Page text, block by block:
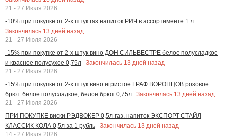
21 - 27 Июля 2026
-10% при покупке от 2-х штук газ.напиток РИЧ в ассортименте 1 л
Закончилась 13 дней назад
21 - 27 Июля 2026
-15% при покупке от 2-х штук вино ДОН СИЛЬВЕСТРЕ белое полусладкое
и красное полусухое 0,75л
Закончилась 13 дней назад
21 - 27 Июля 2026
-15% при покупке от 2-х штук вино игристое ГРАФ ВОРОНЦОВ розовое
брют. белое полусладкое, белое брют 0,75л
Закончилась 13 дней назад
21 - 27 Июля 2026
ПРИ ПОКУПКЕ виски РЭДВОКЕР 0,5л газ. напиток ЭКСПОРТ СТАЙЛ
КЛАССИК КОЛА 0,5л за 1 рубль
Закончилась 13 дней назад
14 - 27 Июля 2026